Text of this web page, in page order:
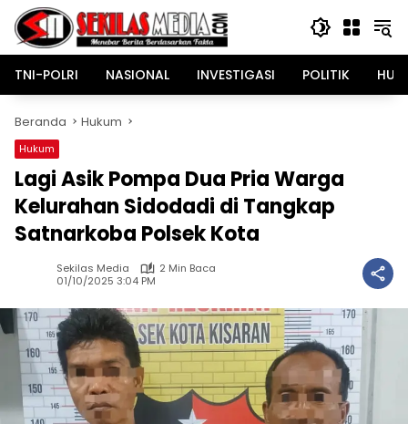
Langsung
konten
TNI-POLRI
NASIONAL INVESTIGASI POLITIK
Beranda Hukum
Hukum
Lagi Asik Pompa Dua Pria Warga
Kelurahan Sidodadi di Tangkap
Satnarkoba Polsek Kota
Sekilas Media
2 Min Baca
01/10/2025 3:04 PM